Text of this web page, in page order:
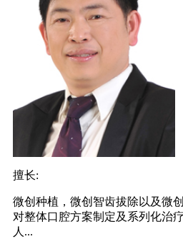
擅长:
微创种植，微创智齿拔除以及微
对整体口腔方案制定及系列化治
人...